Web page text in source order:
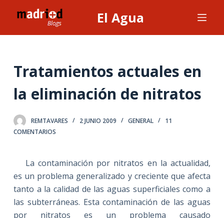
l
a
o
n
d
El Agua
Tratamientos actuales en
la eliminación de nitratos
REMTAVARES 2 JUNIO 2009 GENERAL
11
COMENTARIOS
La contaminación por nitratos en la actualidad,
es un problema generalizado y creciente que afecta
tanto a la calidad de las aguas superficiales como a
las subterráneas. Esta contaminación de las aguas
por nitratos es un problema causado